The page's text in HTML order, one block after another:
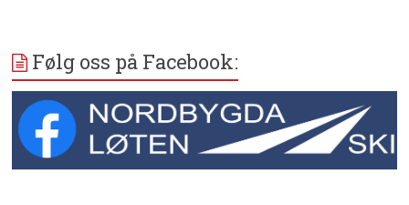
Følg oss på Facebook: